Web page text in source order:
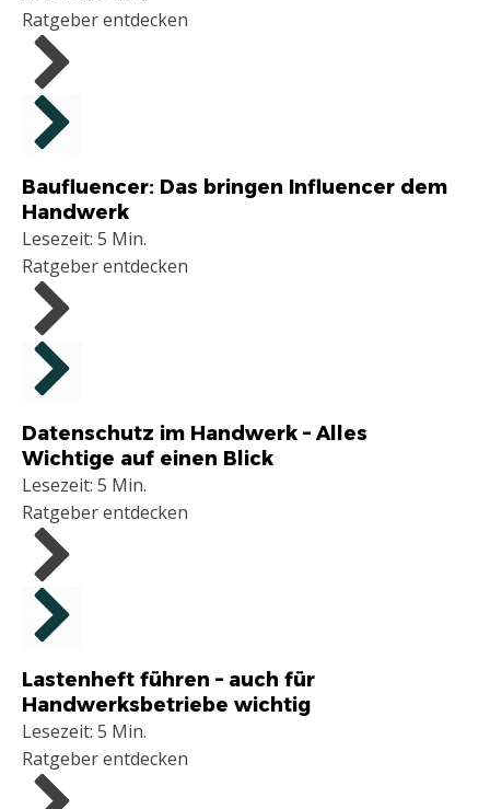
Handwerksbetriebe
Ratgeber entdecken
Baufluencer: Das bringen Influencer dem
Handwerk
Lesezeit: 5 Min.
Ratgeber entdecken
Datenschutz im Handwerk – Alles
Wichtige auf einen Blick
Lesezeit: 5 Min.
Ratgeber entdecken
Lastenheft führen – auch für
Handwerksbetriebe wichtig
Lesezeit: 5 Min.
Ratgeber entdecken